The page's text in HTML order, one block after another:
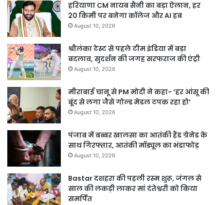
हरियाणा CM नायब सैनी का बड़ा ऐलान, हर
20 किमी पर बनेगा कॉलेज और AI हब
August 10, 2026
श्रीलंका टेस्ट से पहले टीम इंडिया में बड़ा
बदलाव, सुदर्शन की जगह सरफराज की एंट्री
August 10, 2026
मीराबाई चानू से PM मोदी ने कहा- ‘हर आंसू की
बूंद से लगा जैसे गोल्ड मेडल टपक रहा हो’
August 10, 2026
पंजाब में बब्बर खालसा का आतंकी हैंड ग्रेनेड के
साथ गिरफ्तार, आतंकी मॉड्यूल का भंडाफोड़
August 10, 2026
Bastar दशहरा की पहली रस्म शुरू, जंगल से
साल की लकड़ी लाकर मां दंतेश्वरी को किया
समर्पित